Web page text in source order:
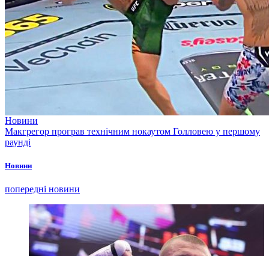
Новини
Макгрегор програв технічним нокаутом Голловею у першому
раунді
Новини
попередні новини